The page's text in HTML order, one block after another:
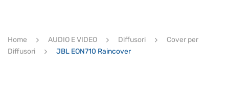
ULTIMI ARRIVI
Home AUDIO E VIDEO Diffusori
Cover per
Diffusori
JBL EON710 Raincover